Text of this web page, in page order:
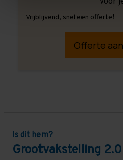
Vrijblijvend, snel een offerte!
Offerte
Is dit hem?
Grootvakstelling